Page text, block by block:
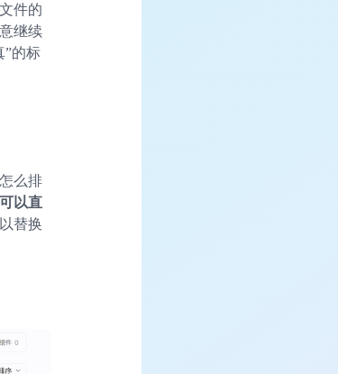
件的
继续
”的标
么排
以直
替换